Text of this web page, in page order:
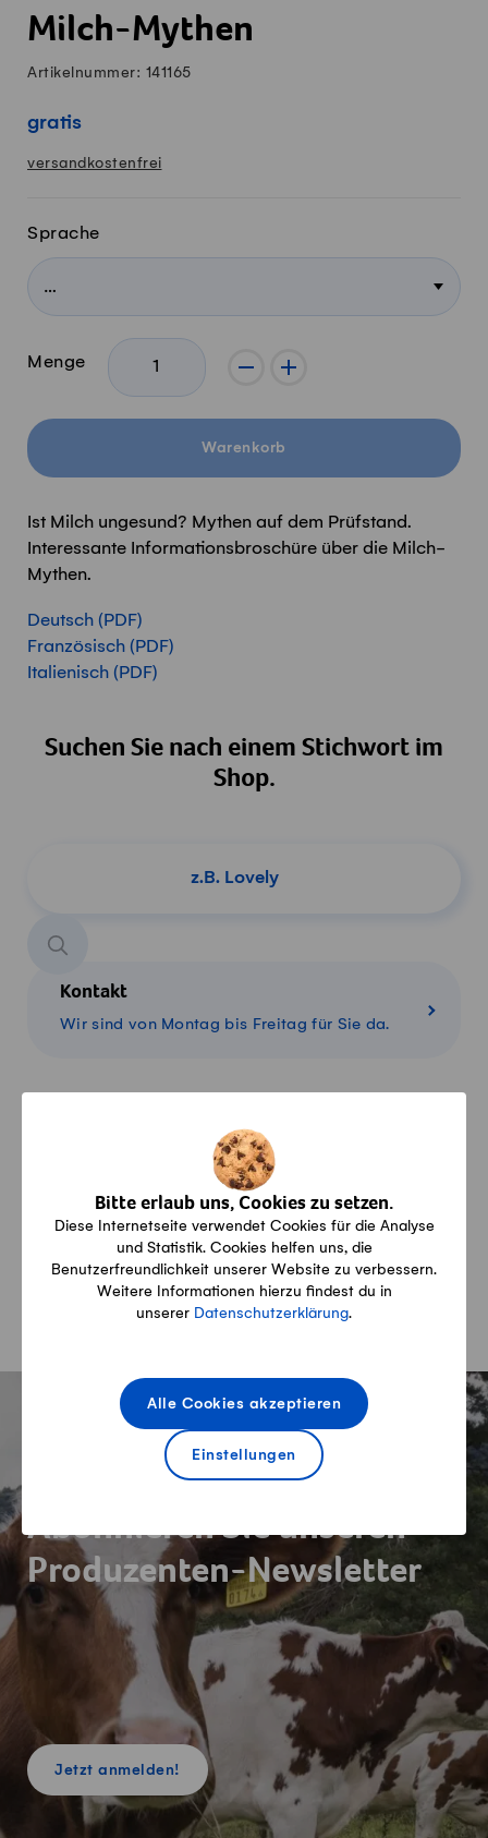
Bitte erlaub uns, Cookies zu setzen.
Diese Internetseite verwendet Cookies für die Analyse
und Statistik. Cookies helfen uns, die
Benutzerfreundlichkeit unserer Website zu verbessern.
Weitere Informationen hierzu findest du in
unserer Datenschutzerklärung.
Einstellungen
Alle Cookies akzeptieren
Milch-Mythen
Artikelnummer: 141165
gratis
versandkostenfrei
Sprache
Menge - +
Warenkorb
Ist Milch ungesund? Mythen auf dem Prüfstand.
Interessante Informationsbroschüre über die Milch-
Mythen.
Deutsch (PDF)
Französisch (PDF)
Italienisch (PDF)
Suchen Sie nach einem Stichwort im
Shop.
Kontakt
Wir sind von Montag bis Freitag für Sie da.
Alles über Lieferung, Zahlung und Rückgabe
Warenkorb
Übersicht über Ihre Produkte im Warenkorb
Abonnieren Sie unseren
Produzenten-Newsletter
Jetzt anmelden!